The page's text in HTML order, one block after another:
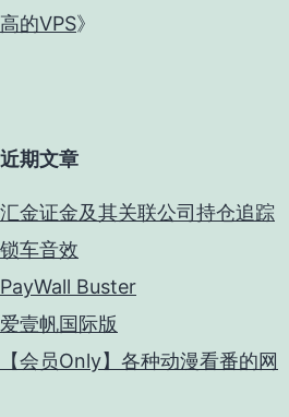
高的VPS》
近期文章
汇金证金及其关联公司持仓追踪
锁车音效
PayWall Buster
爱壹帆国际版
【会员Only】各种动漫看番的网